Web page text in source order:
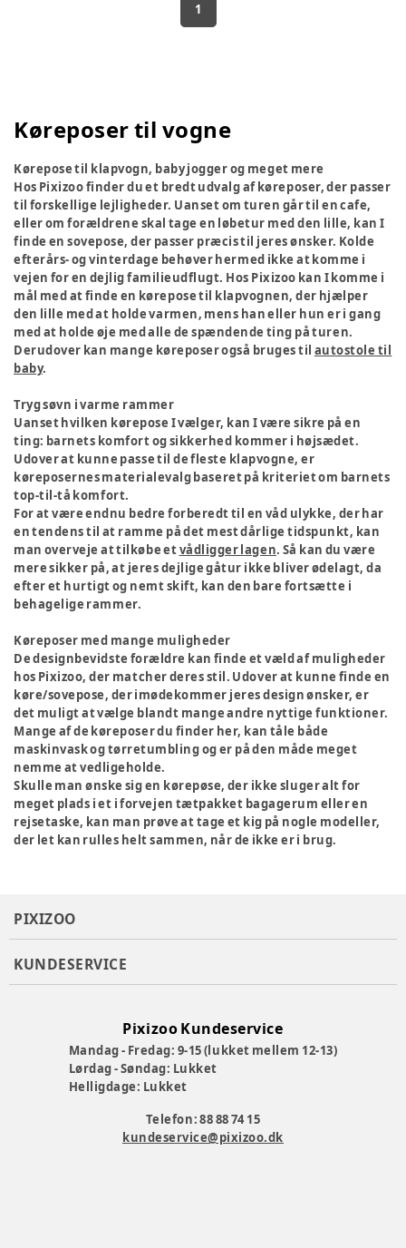
1
Køreposer til vogne
Kørepose til klapvogn, baby jogger og meget mere
Hos Pixizoo finder du et bredt udvalg af køreposer, der passer
til forskellige lejligheder. Uanset om turen går til en cafe,
eller om forældrene skal tage en løbetur med den lille, kan I
finde en sovepose, der passer præcis til jeres ønsker. Kolde
efterårs- og vinterdage behøver hermed ikke at komme i
vejen for en dejlig familieudflugt. Hos Pixizoo kan I komme i
mål med at finde en kørepose til klapvognen, der hjælper
den lille med at holde varmen, mens han eller hun er i gang
med at holde øje med alle de spændende ting på turen.
Derudover kan mange køreposer også bruges til autostole til
baby.
Tryg søvn i varme rammer
Uanset hvilken kørepose I vælger, kan I være sikre på en
ting: barnets komfort og sikkerhed kommer i højsædet.
Udover at kunne passe til de fleste klapvogne, er
køreposernes materialevalg baseret på kriteriet om barnets
top-til-tå komfort.
For at være endnu bedre forberedt til en våd ulykke, der har
en tendens til at ramme på det mest dårlige tidspunkt, kan
man overveje at tilkøbe etvådligger lagen. Så kan du være
mere sikker på, at jeres dejlige gåtur ikke bliver ødelagt, da
efter et hurtigt og nemt skift, kan den bare fortsætte i
behagelige rammer.
Køreposer med mange muligheder
De designbevidste forældre kan finde et væld af muligheder
hos Pixizoo, der matcher deres stil. Udover at kunne finde en
køre/sovepose, der imødekommer jeres design ønsker, er
det muligt at vælge blandt mange andre nyttige funktioner.
Mange af de køreposer du finder her, kan tåle både
maskinvask og tørretumbling og er på den måde meget
nemme at vedligeholde.
Skulle man ønske sig en kørepøse, der ikke sluger alt for
meget plads i et i forvejen tætpakket bagagerum eller en
rejsetaske, kan man prøve at tage et kig på nogle modeller,
der let kan rulles helt sammen, når de ikke er i brug.
PIXIZOO
KUNDESERVICE
Pixizoo Kundeservice
Mandag - Fredag: 9-15 (lukket mellem 12-13)
Lørdag - Søndag: Lukket
Helligdage: Lukket
Telefon: 88 88 74 15
kundeservice@pixizoo.dk